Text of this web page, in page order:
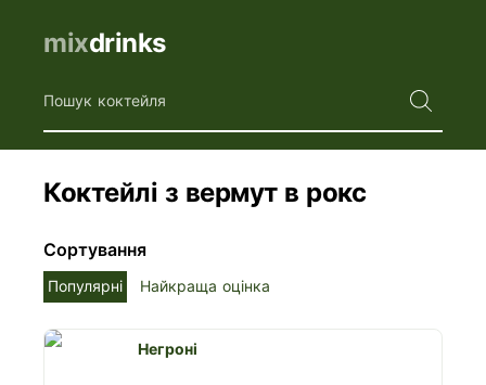
mixdrinks
Пошук коктейля
Коктейлі з вермут в рокс
Сортування
Популярні Найкраща оцінка
Негроні